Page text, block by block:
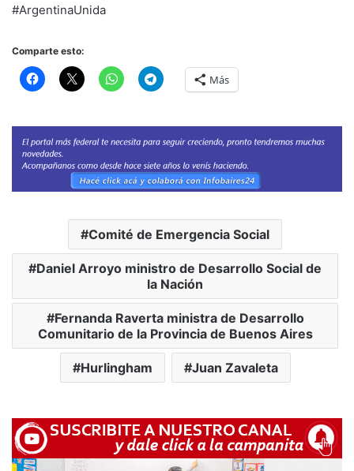
#ArgentinaUnida
Comparte esto:
Más
Comité de Emergencia Social
Daniel Arroyo ministro de Desarrollo Social de
la Nación
Fernanda Raverta ministra de Desarrollo
Comunitario de la Provincia de Buenos Aires
Hurlingham Juan Zavaleta